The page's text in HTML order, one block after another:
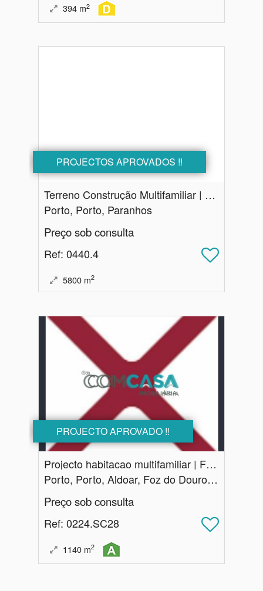
394 m2
PROJECTOS APROVADOS !!
Terreno Construção Multifamiliar | com projectos aprovados | Paranhos no Porto
Porto, Porto, Paranhos
Preço sob consulta
Ref: 0440.4
5800 m2
PROJECTO APROVADO !!
Projecto habitacao multifamiliar | Foz Douro | Porto
Porto, Porto, Aldoar, Foz do Douro e Nevogilde
Preço sob consulta
Ref: 0224.SC28
1140 m2